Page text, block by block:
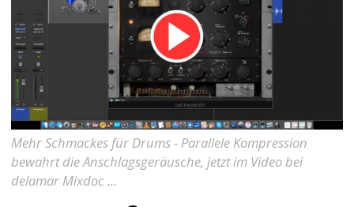
Mehr Schmackes für Drums - Parallele Kompression
bewahrt die Anschlagsgeräusche, jetzt im Video bei
delamar Mixdoc ...